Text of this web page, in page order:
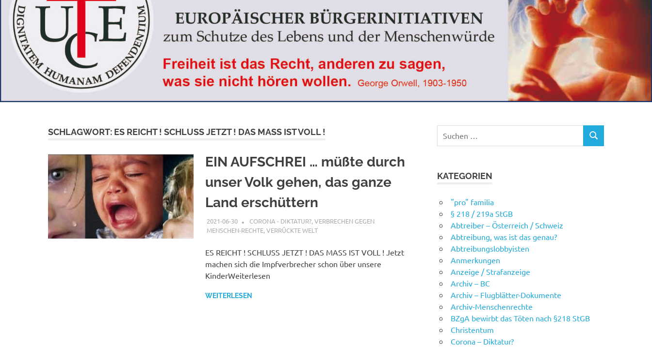
SCHLAGWORT: ES REICHT ! SCHLUSS JETZT ! DAS MASS IST VOLL !
EIN AUFSCHREI … müßte durch
unser Volk gehen, das ganze
Land erschüttern
2021-06-30 XX
CORONA - DIKTATUR?,VERBRECHEN GEGEN
MENSCHEN-RECHTE,VERRÜCKTE WELT
ES REICHT ! SCHLUSS JETZT ! DAS MASS IST VOLL ! Jetzt
machen sich die Impfverbrecher schon über unsere
KinderWeiterlesen
WEITERLESEN
Suchen
SUCHEN
KATEGORIEN
"pro" familia
§ 218 / 219a StGB
Abtreiber – Österreich / Schweiz
Abtreibung, was ist das genau?
Abtreibungslobbyisten
Anmerkungen
Anzeige / Strafanzeige
Archiv – BC
Archiv – Flugblätter-Dokumente
Archiv-Menschenrechte
BZgA bewirbt das Töten nach §218 StGB
Christentum
Corona – Diktatur?